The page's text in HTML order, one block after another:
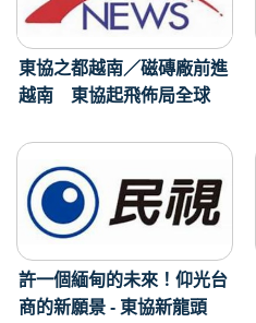
東協之都越南／磁磚廠前進
越南 東協起飛佈局全球
許一個緬甸的未來！仰光台
商的新願景 - 東協新龍頭